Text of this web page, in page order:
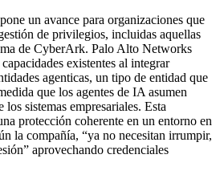
un avance para organizaciones que
de privilegios, incluidas aquellas
de CyberArk. Palo Alto Networks
existentes al integrar
agenticas, un tipo de entidad que
que los agentes de IA asumen
los sistemas empresariales. Esta
protección coherente en un entorno en
la compañía, “ya no necesitan irrumpir,
aprovechando credenciales